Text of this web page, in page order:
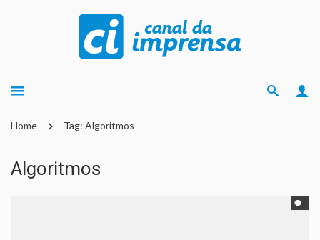
Home Tag: Algoritmos
Algoritmos